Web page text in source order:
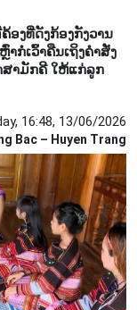
ອງທີ່ດັງກ້ອງກັງວານ
ກໍເວົ້າຄືນເຖິງຄຳສັ່ງ
ສາມັກຄີ ໃຫ້ແກ່ລູກ
16:48, 13/06/2026
Bac – Huyen Trang